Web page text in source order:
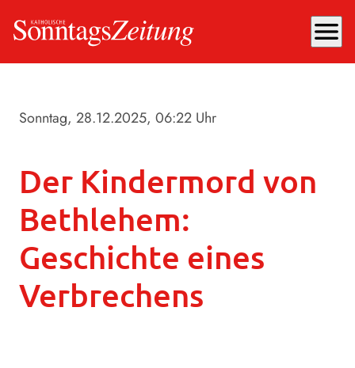
menu
Sonntag, 28.12.2025, 06:22 Uhr
Der Kindermord von
Bethlehem:
Geschichte eines
Verbrechens